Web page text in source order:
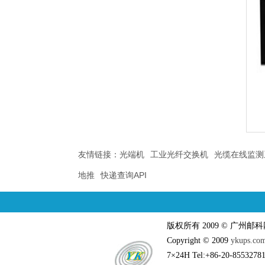
友情链接： 光端机 工业光纤交换机 光缆在线监
地推 快递查询API
版权所有 2009 © 广州邮
Copyright © 2009
7×24H Tel:+86-20-